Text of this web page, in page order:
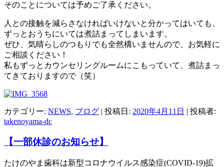
そのことについては予めご了承ください。
人との接触を減らさなければいけないと分かってはいても、
ずっとおうちにいては煮詰まってしまいます。
ぜひ、気晴らしのつもりでも全然構いませんので、お気軽に
ご相談ください！
私もずっとカウンセリングルームにこもっていて、煮詰まっ
てきておりますので（笑）
カテゴリー: NEWS, ブログ | 投稿日: 2020年4月11日 | 投稿者:
takenoyama-dc
【一部休診のお知らせ】
たけのやま歯科は新型コロナウイルス感染症(COVID-19)拡